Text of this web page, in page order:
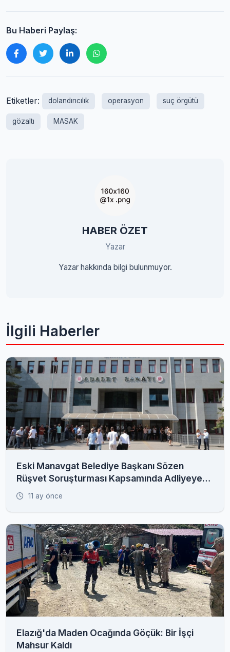
Bu Haberi Paylaş:
Etiketler: dolandırıcılık operasyon suç örgütü
gözaltı MASAK
HABER ÖZET
Yazar
Yazar hakkında bilgi bulunmuyor.
İlgili Haberler
Eski Manavgat Belediye Başkanı Sözen
Rüşvet Soruşturması Kapsamında Adliyeye
Sevk Edildi
11 ay önce
Elazığ'da Maden Ocağında Göçük: Bir İşçi
Mahsur Kaldı